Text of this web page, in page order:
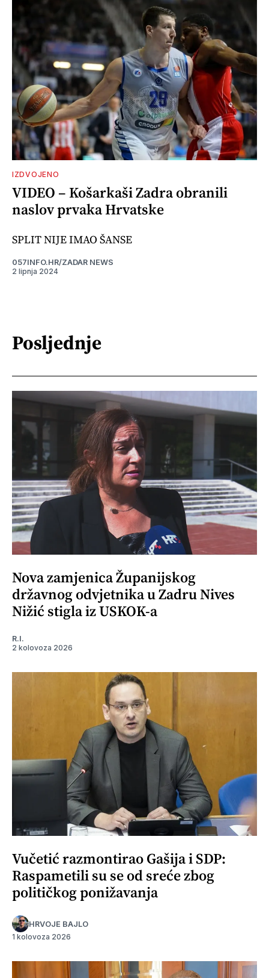
IZDVOJENO
VIDEO – Košarkaši Zadra obranili
naslov prvaka Hrvatske
SPLIT NIJE IMAO ŠANSE
057INFO.HR/ZADAR NEWS
2 lipnja 2024
Posljednje
Nova zamjenica Županijskog
državnog odvjetnika u Zadru Nives
Nižić stigla iz USKOK-a
R.I.
2 kolovoza 2026
Vučetić razmontirao Gašija i SDP:
Raspametili su se od sreće zbog
političkog ponižavanja
HRVOJE BAJLO
1 kolovoza 2026